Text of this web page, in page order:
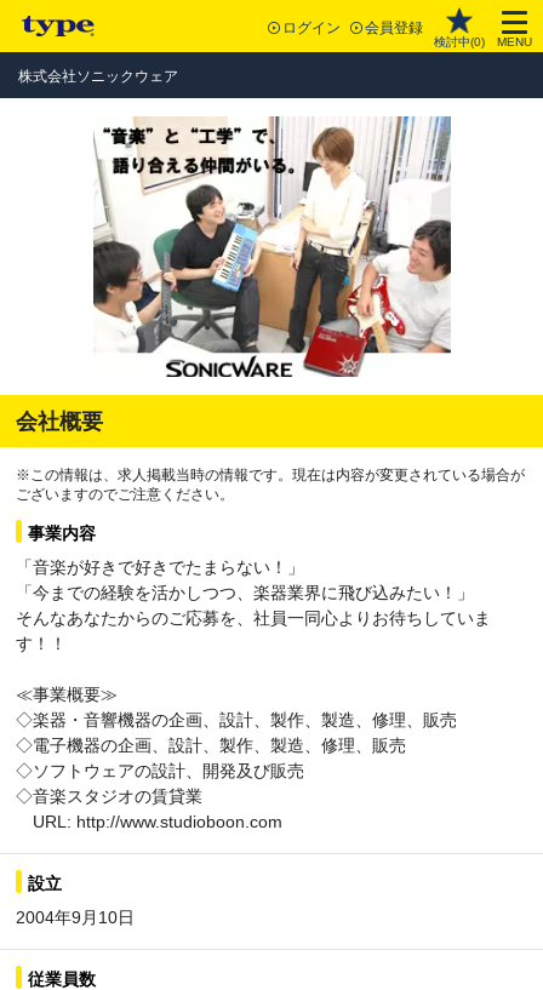
ログイン 会員登録
検討中(0) MENU
株式会社ソニックウェア
会社概要
※この情報は、求人掲載当時の情報です。現在は内容が変更されている場合が
ございますのでご注意ください。
事業内容
「音楽が好きで好きでたまらない！」
「今までの経験を活かしつつ、楽器業界に飛び込みたい！」
そんなあなたからのご応募を、社員一同心よりお待ちしていま
す！！
≪事業概要≫
◇楽器・音響機器の企画、設計、製作、製造、修理、販売
◇電子機器の企画、設計、製作、製造、修理、販売
◇ソフトウェアの設計、開発及び販売
◇音楽スタジオの賃貸業
URL: http://www.studioboon.com
設立
2004年9月10日
従業員数